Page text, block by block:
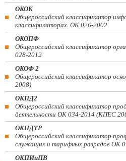
ОКОК
Общероссийский классификатор
классификаторах. ОК 026-2002
ОКОПФ
Общероссийский классификатор
028-2012
ОКОФ 2
Общероссийский классификатор
2008)
ОКПД2
Общероссийский классификатор
деятельности ОК 034-2014 (КПЕС
ОКПДТР
Общероссийский классификатор
служащих и тарифных разрядов ОК
ОКПИиПВ